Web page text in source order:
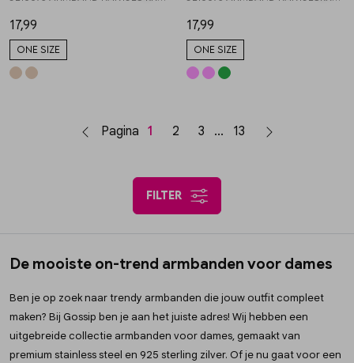
17,99
ONE SIZE
17,99
ONE SIZE
Pagina 1 2 3 13
filter
De mooiste on-trend armbanden voor dames
Ben je op zoek naar trendy armbanden die jouw outfit compleet
maken? Bij Gossip ben je aan het juiste adres! Wij hebben een
uitgebreide collectie armbanden voor dames, gemaakt van
premium stainless steel en 925 sterling zilver. Of je nu gaat voor een